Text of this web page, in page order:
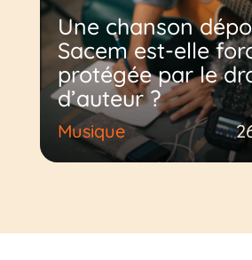
Une chanson
Sacem est-elle
protégée par le
d’auteur ?
Musique